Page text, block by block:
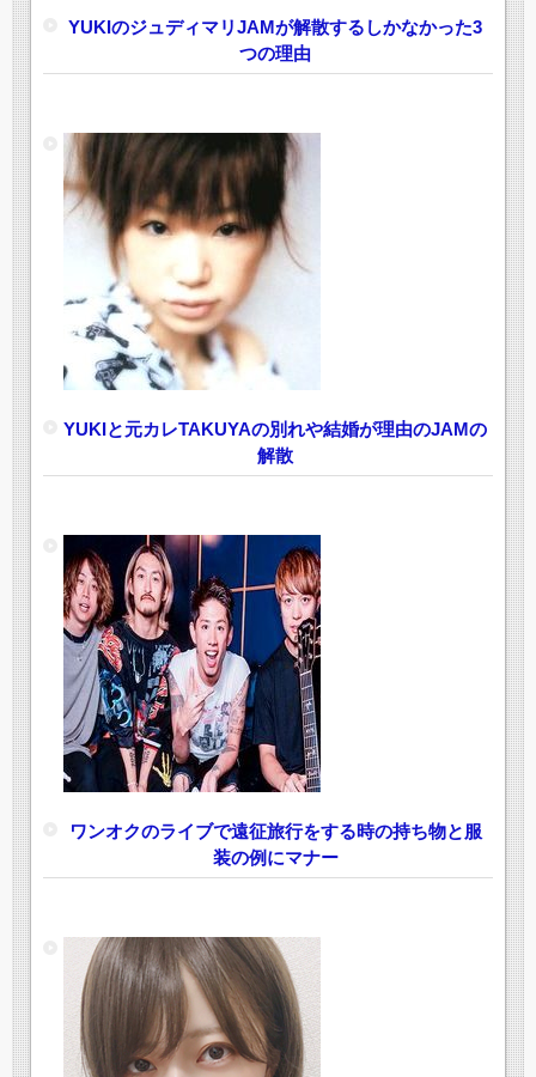
YUKIのジュディマリJAMが解散するしかなかった3
つの理由
YUKIと元カレTAKUYAの別れや結婚が理由のJAMの
解散
ワンオクのライブで遠征旅行をする時の持ち物と服
装の例にマナー